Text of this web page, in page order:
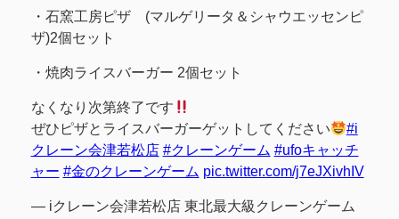
・石窯工房ピザ (マルゲリータ＆シャウエッセンピ
ザ)2個セット
・焼肉ライスバーガー 2個セット
なくなり次第終了です
ぜひピザとライスバーガーゲットしてください
#i
クレーン会津若松店 #クレーンゲーム #ufoキャッチ
ャー #金のクレーンゲーム pic.twitter.com/j7eJXivhIV
— iクレーン会津若松店 東北最大級クレーンゲーム